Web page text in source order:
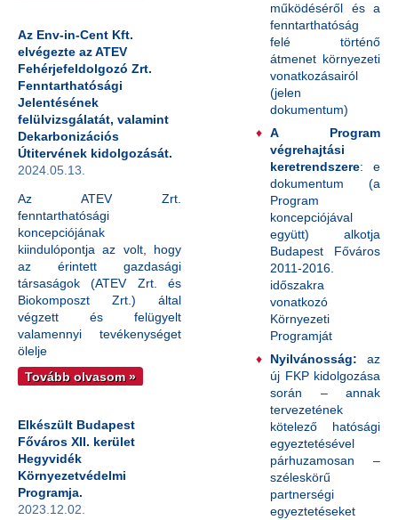
Az Env-in-Cent Kft.
elvégezte az ATEV
Fehérjefeldolgozó Zrt.
Fenntarthatósági
Jelentésének
felülvizsgálatát, valamint
Dekarbonizációs
Útitervének kidolgozását.
2024.05.13.
Az ATEV Zrt.
fenntarthatósági
koncepciójának
kiindulópontja az volt, hogy
az érintett gazdasági
társaságok (ATEV Zrt. és
Biokomposzt Zrt.) által
végzett és felügyelt
valamennyi tevékenységet
ölelje
Tovább olvasom »
Elkészült Budapest
Főváros XII. kerület
Hegyvidék
Környezetvédelmi
Programja.
2023.12.02.
működéséről és a
fenntarthatóság
felé történő
átmenet környezeti
vonatkozásairól
(jelen
dokumentum)
A Program
végrehajtási
keretrendszere: e
dokumentum (a
Program
koncepciójával
együtt) alkotja
Budapest Főváros
2011-2016.
időszakra
vonatkozó
Környezeti
Programját
Nyilvánosság: az
új FKP kidolgozása
során – annak
tervezetének
kötelező hatósági
egyeztetésével
párhuzamosan –
széleskörű
partnerségi
egyeztetéseket